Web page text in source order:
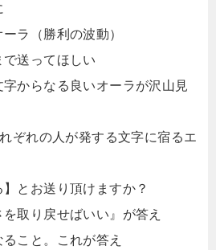
ラ（勝利の波動）
送ってほしい
からなる良いオーラが沢山見
ぞれの人が発する文字に宿るエ
】とお送り頂けますか？
を取り戻せばいい』が答え
こと。これが答え